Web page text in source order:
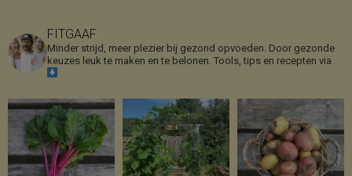
FITGAAF
Minder strijd, meer plezier bij gezond opvoeden. Door gezonde
keuzes leuk te maken en te belonen. Tools, tips en recepten via